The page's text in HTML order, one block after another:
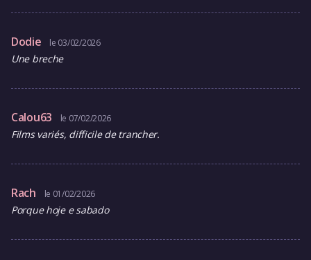
Dodie le 03/02/2026
Une breche
Calou63 le 07/02/2026
Films variés, difficile de trancher.
Rach le 01/02/2026
Porque hoje e sabado